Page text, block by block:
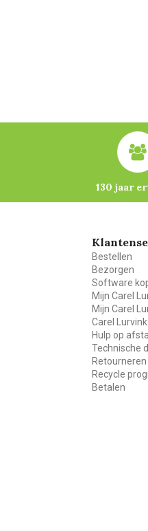
130 jaar
Bestellen
Bezorgen
Software
Mijn Carel
Mijn Carel
Carel
Hulp op
Technische
Retourneren
Recycle
Betalen